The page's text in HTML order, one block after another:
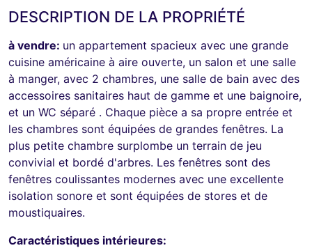
DESCRIPTION DE LA PROPRIÉTÉ
à vendre: un appartement spacieux avec une grande
cuisine américaine à aire ouverte, un salon et une salle
à manger, avec 2 chambres, une salle de bain avec des
accessoires sanitaires haut de gamme et une baignoire,
et un WC séparé . Chaque pièce a sa propre entrée et
les chambres sont équipées de grandes fenêtres. La
plus petite chambre surplombe un terrain de jeu
convivial et bordé d'arbres. Les fenêtres sont des
fenêtres coulissantes modernes avec une excellente
isolation sonore et sont équipées de stores et de
moustiquaires.
Caractéristiques intérieures: